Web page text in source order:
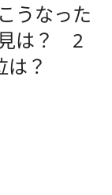
うなった
は？ 2
？